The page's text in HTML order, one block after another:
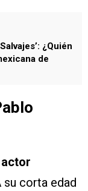
¿Quién
de
su corta edad